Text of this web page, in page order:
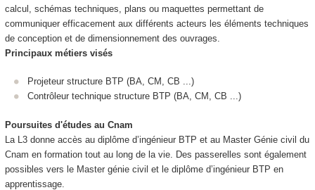
calcul, schémas techniques, plans ou maquettes permettant de
communiquer efficacement aux différents acteurs les éléments techniques
de conception et de dimensionnement des ouvrages.
Principaux métiers visés
Projeteur structure BTP (BA, CM, CB ...)
Contrôleur technique structure BTP (BA, CM, CB ...)
Poursuites d'études au Cnam
La L3 donne accès au diplôme d’ingénieur BTP et au Master Génie civil du
Cnam en formation tout au long de la vie. Des passerelles sont également
possibles vers le Master génie civil et le diplôme d’ingénieur BTP en
apprentissage.